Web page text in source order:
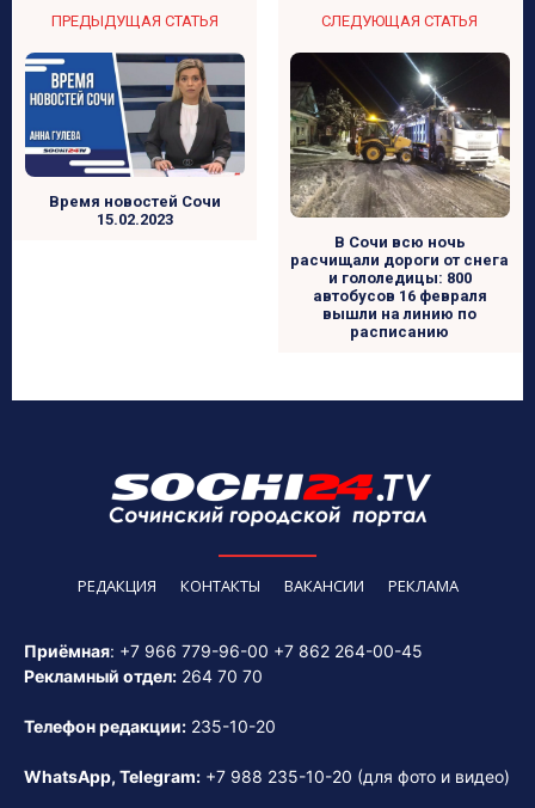
ПРЕДЫДУЩАЯ СТАТЬЯ
Время новостей Сочи
15.02.2023
СЛЕДУЮЩАЯ СТАТЬЯ
В Сочи всю ночь
расчищали дороги от снега
и гололедицы: 800
автобусов 16 февраля
вышли на линию по
расписанию
РЕДАКЦИЯ КОНТАКТЫ ВАКАНСИИ РЕКЛАМА
Приёмная: +7 966 779-96-00 +7 862 264-00-45
Рекламный отдел: 264 70 70
Телефон редакции: 235-10-20
WhatsApp, Telegram: +7 988 235-10-20 (для фото и видео)